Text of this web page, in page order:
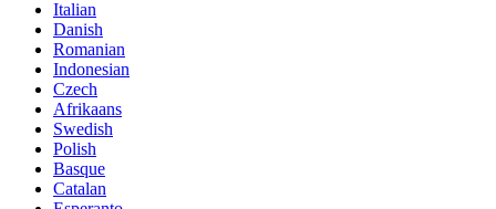
Italian
Danish
Romanian
Indonesian
Czech
Afrikaans
Swedish
Polish
Basque
Catalan